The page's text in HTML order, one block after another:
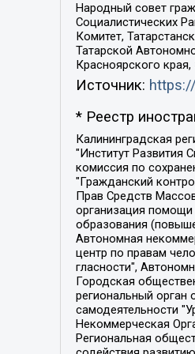
Народный совет
Социалистических
Комитет,
Татарской
Красноярского
Источник:
* Реестр
Калининградская региональная общественная организация "Экозащита!-Женсовет", Фонд содействия защите прав и свобод граждан "Общественный вердикт", Фонд "Институт Развития Свободы Информации", Частное учреждение "Информационное агентство МЕМО. РУ", Региональная общественная организация "Общественная комиссия по сохранению наследия академика Сахарова", Фонд поддержки свободы прессы, Санкт-Петербургская общественная правозащитная организация "Гражданский контроль", Межрегиональная общественная организация "Информационно-просветительский центр "Мемориал", Региональный Фонд "Центр Защиты Прав Средств Массовой Информации", с 05.12.2023 Фонд "Центр Защиты Прав Средств массовой информации", Региональная общественная благотворительная организация помощи беженцам и мигрантам "Гражданское содействие", Негосударственное образовательное учреждение дополнительного профессионального образования (повышение квалификации) специалистов "АКАДЕМИЯ ПО ПРАВАМ ЧЕЛОВЕКА", Свердловская региональная общественная организация "Сутяжник", Автономная некоммерческая организация "Центр независимых социологических исследований", Союз общественных объединений "Российский исследовательский центр по правам человека", Региональное общественное